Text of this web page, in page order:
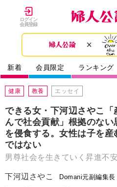
ログイン
会員登録
新着 会員限定 ランキング
健康 教養 エッセイ
できる女・下河辺さやこ
んで社会貢献」根拠のな
を侵食する。女性は子を
ではない
男尊社会を生きていく昇進不
下河辺さやこ Domani元副編集長